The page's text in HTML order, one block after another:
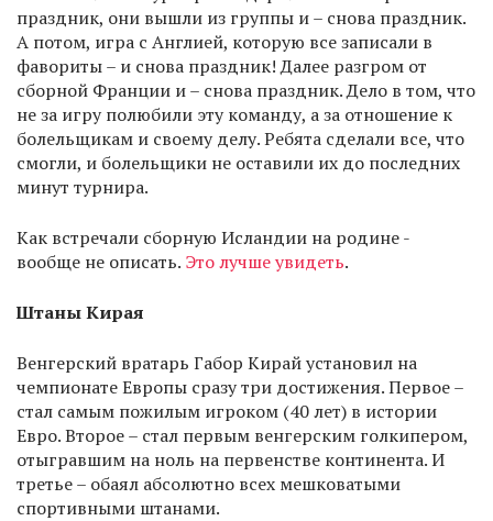
праздник, они вышли из группы и – снова праздник.
А потом, игра с Англией, которую все записали в
фавориты – и снова праздник! Далее разгром от
сборной Франции и – снова праздник. Дело в том, что
не за игру полюбили эту команду, а за отношение к
болельщикам и своему делу. Ребята сделали все, что
смогли, и болельщики не оставили их до последних
минут турнира.
Как встречали сборную Исландии на родине -
вообще не описать. Это лучше увидеть.
Штаны Кирая
Венгерский вратарь Габор Кирай установил на
чемпионате Европы сразу три достижения. Первое –
стал самым пожилым игроком (40 лет) в истории
Евро. Второе – стал первым венгерским голкипером,
отыгравшим на ноль на первенстве континента. И
третье – обаял абсолютно всех мешковатыми
спортивными штанами.